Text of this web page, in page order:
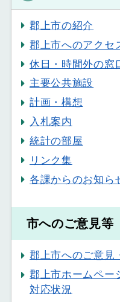
郡上市の紹介
郡上市へのアクセ
休日・時間外の窓
主要公共施設
計画・構想
入札案内
統計の部屋
リンク集
各課からのお知ら
市へのご意見等
郡上市へのご意見
郡上市ホームペー
対応状況